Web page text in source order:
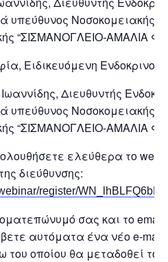
υπεύθυνος Νοσοκομειακής
“ΣΙΣΜΑΝΟΓΛΕΙΟ-ΑΜΑΛΙΑ
Ειδικευόμενη
Διευθυντής
υπεύθυνος Νοσοκομειακής
“ΣΙΣΜΑΝΟΓΛΕΙΟ-ΑΜΑΛΙΑ
ελεύθερα το
διεύθυνσης:
register/
σας και το
αυτόματα ένα νέο e-mail
του οποίου θα μεταδοθεί το